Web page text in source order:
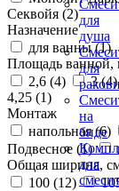
для
душа
для
на
биде
для
Секвойя (2)
Назначение
для ванны (1)
Площадь ванной,
2,6 (4) 3 (4)
4,25 (1)
Монтаж
напольная (6)
Подвесное (1)
Общая ширина,
100 (12)